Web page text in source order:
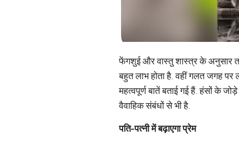
फेंगशुई और वास्‍तु शास्‍त्र के अनुसार
बहुत लाभ होता है. वहीं गलत जगह पर
महत्‍वपूर्ण बातें बताई गई हैं. हंसों के
वैवाहिक संबंधों से भी है.
पति-पत्नीमेंबढ़ाएगाप्रेम